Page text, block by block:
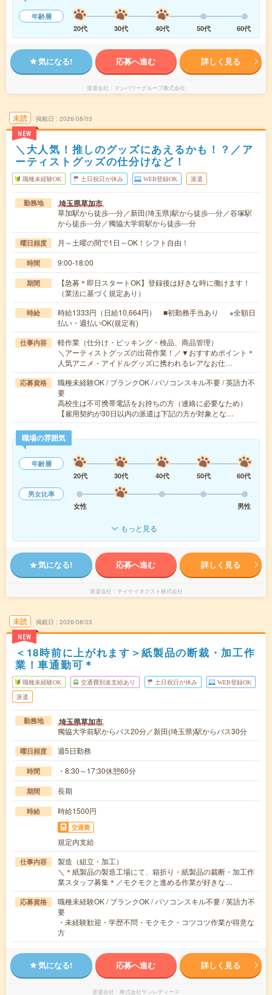
年齢層
20代
30代 40代 50代 60代
気になる! 応募へ進む 詳しく見る
派遣会社 マンパワーグループ株式会社
未読
NEW
掲載日 2026/08/03
＼大人気！推しのグッズにあえるかも！？／ア
ーティストグッズの仕分けなど！
職種未経験OK 土日祝日が休み WEB登録OK 派遣
勤務地 埼玉県草加市
草加駅から徒歩---分／新田(埼玉県)駅から徒歩---分／谷塚駅
から徒歩---分／獨協大学前駅から徒歩---分
曜日頻度 月～土曜の間で1日～OK！シフト自由！
時間 9:00-18:00
期間
【急募＊即日スタートOK】登録後は好きな時に働けます！
（業法に基づく規定あり）
時給
時給1333円（日給10,664円） ■初勤務手当あり ※全額日
払い・週払いOK(規定有)
仕事内容
軽作業（仕分け・ピッキング・検品、商品管理）
＼アーティストグッズの出荷作業！／▼おすすめポイント＊
人気アニメ・アイドルグッズに携われるレアなお仕…
応募資格
職種未経験OK / ブランクOK / パソコンスキル不要 / 英語力不
要
高校生は不可携帯電話をお持ちの方（連絡に必要なため）
【雇用契約が30日以内の派遣は下記の方が対象とな…
職場の雰囲気
年齢層
20代
30代 40代 50代
60代
男女比率
女性
男性
もっと見る
気になる! 応募へ進む 詳しく見る
派遣会社 テイケイネクスト株式会社
未読
NEW
掲載日 2026/08/03
＜18時前に上がれます＞紙製品の断裁・加工作
業！車通勤可＊
職種未経験OK 交通費別途支給あり 土日祝日が休み WEB登録OK
派遣
勤務地 埼玉県草加市
獨協大学前駅からバス20分／新田(埼玉県)駅からバス30分
曜日頻度 週5日勤務
時間 ・8:30～17:30休憩60分
期間 長期
時給 時給1500円
交通費
規定内支給
仕事内容
製造（組立・加工）
＼＊紙製品の製造工場にて、箱折り・紙製品の裁断・加工作
業スタッフ募集＊／モクモクと進める作業が好きな…
応募資格
職種未経験OK / ブランクOK / パソコンスキル不要 / 英語力不
要
・未経験歓迎・学歴不問・モクモク・コツコツ作業が得意な
方
気になる! 応募へ進む 詳しく見る
派遣会社 株式会社サンレディース